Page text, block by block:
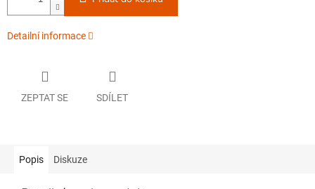
Detailní informace
ZEPTAT SE SDÍLET
Popis Diskuze